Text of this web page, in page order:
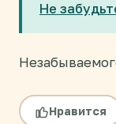
Не
Нравится